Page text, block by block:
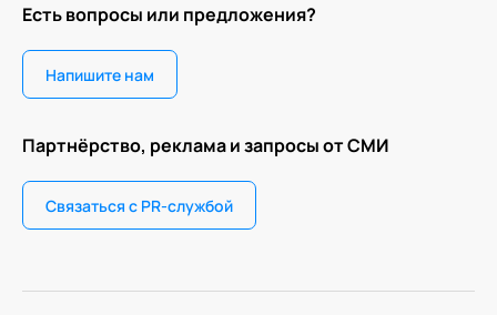
Есть вопросы или предложения?
Напишите нам
Партнёрство, реклама и запросы от СМИ
Связаться с PR-службой